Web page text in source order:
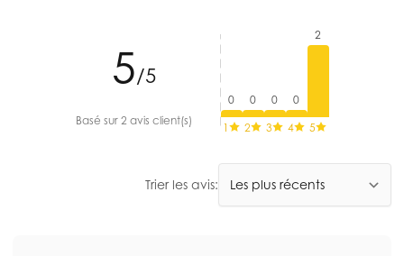
5/5
Basé sur 2 avis client(s)
0
1
0
2
0
3
0
4
2
5
Trier les avis: